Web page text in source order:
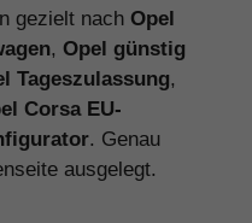
gezielt nach Opel
, Opel günstig
Tageszulassung,
Corsa EU-
. Genau
ausgelegt.